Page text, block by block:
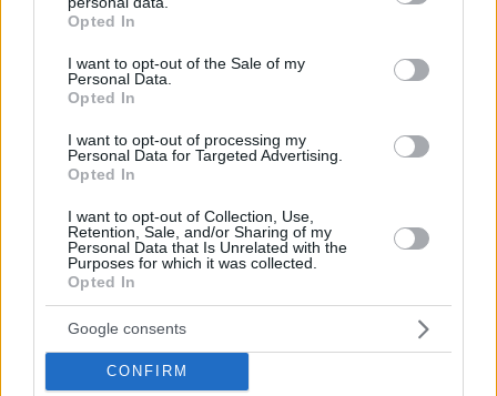
grant or deny consent to Google and its third-party tags to
use your data for below specified purposes in below Google
consent section.
Opted In
I want to opt-out of the Sale of my
Personal Data.
Opted In
I want to opt-out of processing my
Personal Data for Targeted Advertising.
Opted In
I want to opt-out of Collection, Use,
Retention, Sale, and/or Sharing of my
Personal Data that Is Unrelated with the
Purposes for which it was collected.
Opted In
Google consents
CONFIRM
εργαζόμενό του και τον έβαλε σε βαρέλι με τσιμέντο
επειδή νόμιζε ότι τον έκλεβε
πριν 27 λεπτά
Από τη Μύκονο στο Βατικανό: Ο Μαθιου Μακκόναχι με
τον Πάπα, του χτύπησε σαν... φιλαράκι τον ώμο, δείτε
Χαλάει η μαρμελάδα; Πόσο διατηρείται και πότε δεν
είναι πλέον ασφαλής
πριν 31 λεπτά
Το μυστήριο που απασχολεί τους παλαιοντολόγους: Γιατί
δεν υπήρξαν ποτέ δεινόσαυροι σε μέγεθος ποντικιού
πριν 35 λεπτά